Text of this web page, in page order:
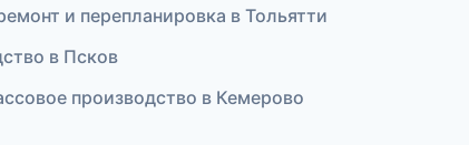
и перепланировка в Тольятти
в Псков
производство в Кемерово